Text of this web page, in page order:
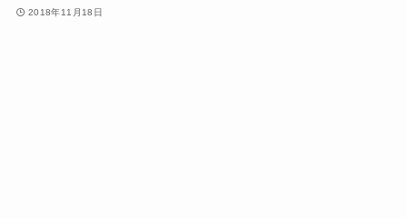
2018年11月18日